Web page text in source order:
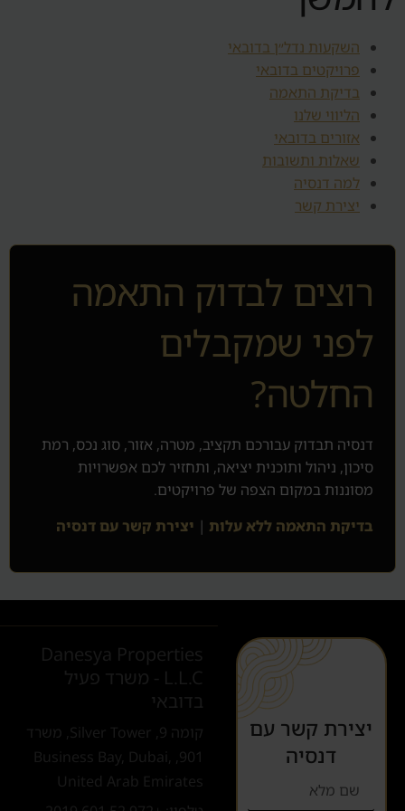
השקעות נדל״ן בדובאי
פרויקטים בדובאי
בדיקת התאמה
הליווי שלנו
אזורים בדובאי
שאלות ותשובות
למה דנסיה
יצירת קשר
רוצים לבדוק התאמה
לפני שמקבלים
החלטה?
דנסיה תבדוק עבורכם תקציב, מטרה, אזור, סוג נכס, רמת
סיכון, ניהול ותוכנית יציאה, ותחזיר לכם אפשרויות
מסוננות במקום הצפה של פרויקטים.
בדיקת התאמה ללא עלות | יצירת קשר עם דנסיה
יצירת קשר עם
דנסיה
Danesya Properties
L.L.C - משרד פעיל
בדובאי
קומה 9, Silver Tower, משרד
901, Business Bay, Dubai,
United Arab Emirates